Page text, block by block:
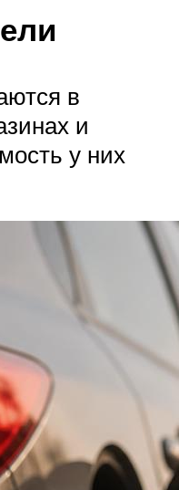
в
и
у них